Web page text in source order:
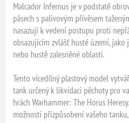
Malcador Infernus je v podstatě
pásech s palivovým přívěsem
nasazují k vedení postupu proti
obsazujícím zvlášť husté území, jako
nebo hustě zalesněné oblasti.
Tento vícedílný plastový model
tank určený k likvidaci pěchoty pro
hrách Warhammer: The Horus
možnosti přizpůsobení vašeho